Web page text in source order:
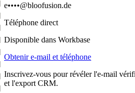
e••••@bloofusion.de
Téléphone direct
Disponible dans Workbase
Obtenir e-mail et téléphone
Inscrivez-vous pour révéler l'e-mail
et l'export CRM.